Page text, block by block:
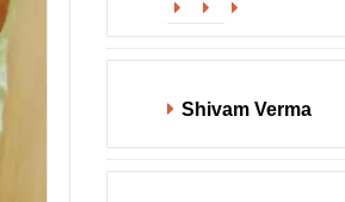
Website
Facebook
X
Shivam Verma